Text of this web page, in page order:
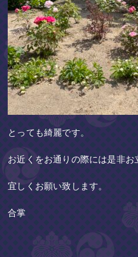
とっても綺麗です。
お近くをお通りの際には是非お
宜しくお願い致します。
合掌